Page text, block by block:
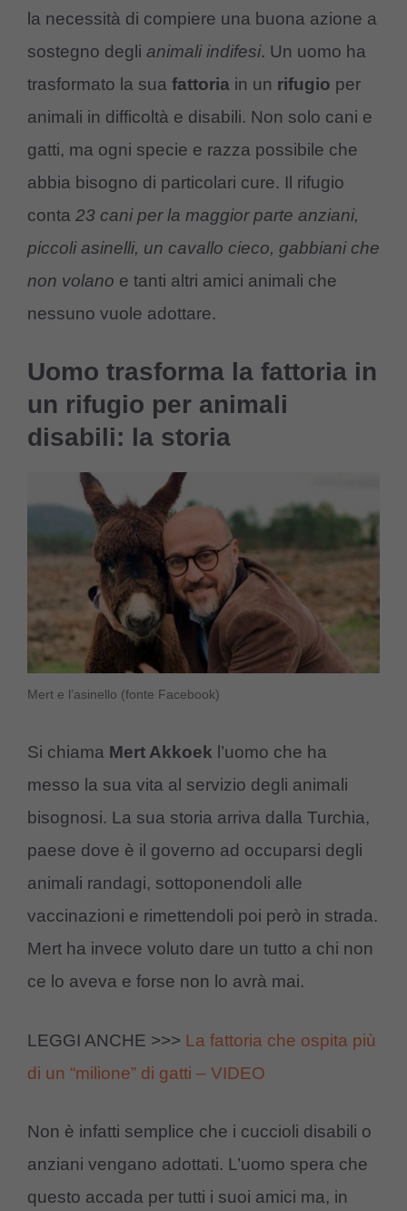
la necessità di compiere una buona azione a
sostegno degli animali indifesi. Un uomo ha
trasformato la sua fattoria in un rifugio per
animali in difficoltà e disabili. Non solo cani e
gatti, ma ogni specie e razza possibile che
abbia bisogno di particolari cure. Il rifugio
conta 23 cani per la maggior parte anziani,
piccoli asinelli, un cavallo cieco, gabbiani che
non volano e tanti altri amici animali che
nessuno vuole adottare.
Uomo trasforma la fattoria in
un rifugio per animali
disabili: la storia
Mert e l’asinello (fonte Facebook)
Si chiama Mert Akkoek l’uomo che ha
messo la sua vita al servizio degli animali
bisognosi. La sua storia arriva dalla Turchia,
paese dove è il governo ad occuparsi degli
animali randagi, sottoponendoli alle
vaccinazioni e rimettendoli poi però in strada.
Mert ha invece voluto dare un tutto a chi non
ce lo aveva e forse non lo avrà mai.
LEGGI ANCHE >>> La fattoria che ospita più
di un “milione” di gatti – VIDEO
Non è infatti semplice che i cuccioli disabili o
anziani vengano adottati. L’uomo spera che
questo accada per tutti i suoi amici ma, in